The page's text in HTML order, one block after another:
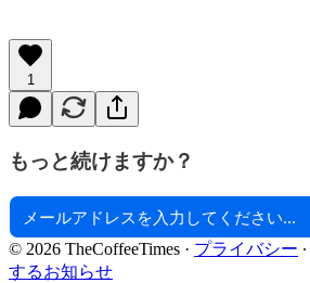
1
もっと続けますか？
© 2026 TheCoffeeTimes · プライバシー ∙
するお知らせ